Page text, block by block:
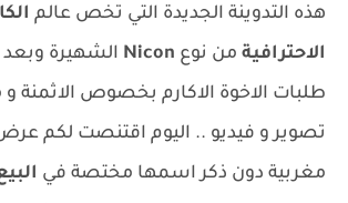
هذه التدوينة الجديدة التي تخص عالم
الاحترافية من نوع Nicon الشهيرة وبعد
طلبات الاخوة الاكارم بخصوص الاثمنة
تصوير و فيديو .. اليوم اقتنصت لكم
مغربية دون ذكر اسمها مختصة في